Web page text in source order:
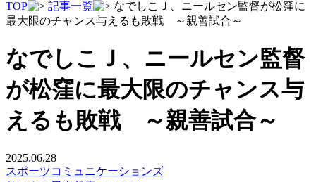
TOP
記事一覧
なでしこＪ、ニールセン監督が松窪に
最大限のチャンス与えるも敗戦 ～親善試合～
なでしこＪ、ニールセン監督
が松窪に最大限のチャンス与
えるも敗戦 ～親善試合～
2025.06.28
スポーツコミュニケーションズ